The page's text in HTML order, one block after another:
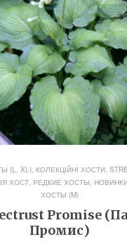
(L, XL), КОЛЕКЦІЙНІ ХОСТИ,
ХОСТ, РЕДКИЕ ХОСТЫ,
ХОСТЫ (M)
Promise
Промис)